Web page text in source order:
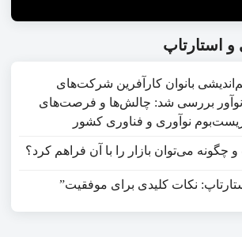
و استارتاپ
بانوان کارآفرین شرکت‌های
نوآور بررسی شد: چالش‌ها و فرصت‌های
نوآوری و فناوری کشور
نکات کلیدی برای موفقیت”